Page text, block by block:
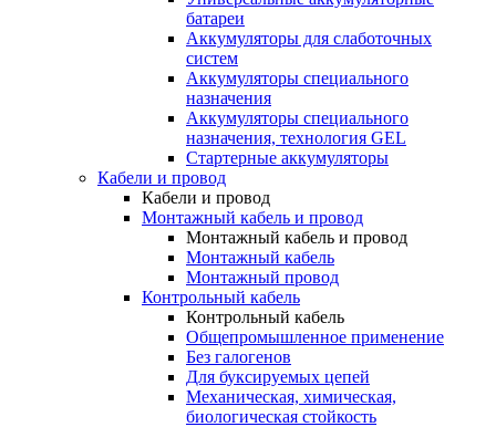
батареи
Аккумуляторы для слаботочных
систем
Аккумуляторы специального
назначения
Аккумуляторы специального
назначения, технология GEL
Стартерные аккумуляторы
Кабели и провод
Кабели и провод
Монтажный кабель и провод
Монтажный кабель и провод
Монтажный кабель
Монтажный провод
Контрольный кабель
Контрольный кабель
Общепромышленное применение
Без галогенов
Для буксируемых цепей
Механическая, химическая,
биологическая стойкость